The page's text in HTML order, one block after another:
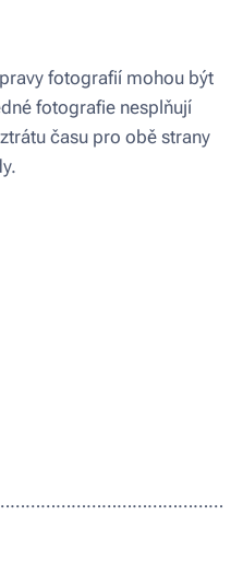
fotografií mohou být
fotografie nesplňují
času pro obě strany